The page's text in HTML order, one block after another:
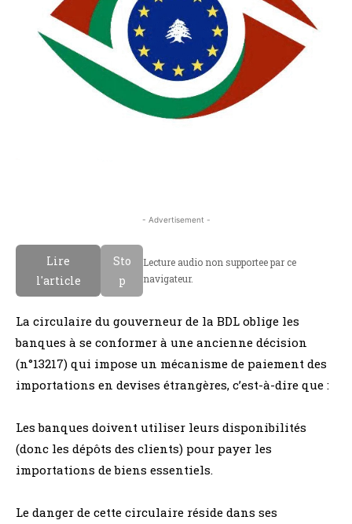
- Advertisement -
Lire
l'article
Sto
p
Lecture audio non supportee par ce
navigateur.
La circulaire du gouverneur de la BDL oblige les
banques à se conformer à une ancienne décision
(n°13217) qui impose un mécanisme de paiement des
importations en devises étrangères, c’est-à-dire que :
Les banques doivent utiliser leurs disponibilités
(donc les dépôts des clients) pour payer les
importations de biens essentiels.
Le danger de cette circulaire réside dans ses